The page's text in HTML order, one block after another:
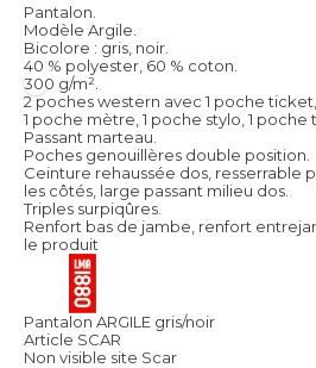
Pantalon.
Modèle Argile.
Bicolore : gris, noir.
40 % polyester, 60 % coton.
300 g/m².
2 poches western avec 1 poche
1 poche mètre, 1 poche stylo, 1 poche
Passant marteau.
Poches genouillères double position.
Ceinture rehaussée dos, resserrable
les côtés, large passant milieu dos.
Triples surpiqûres.
Renfort bas de jambe, renfort
le produit
Pantalon ARGILE gris/noir
Article SCAR
Non visible site Scar